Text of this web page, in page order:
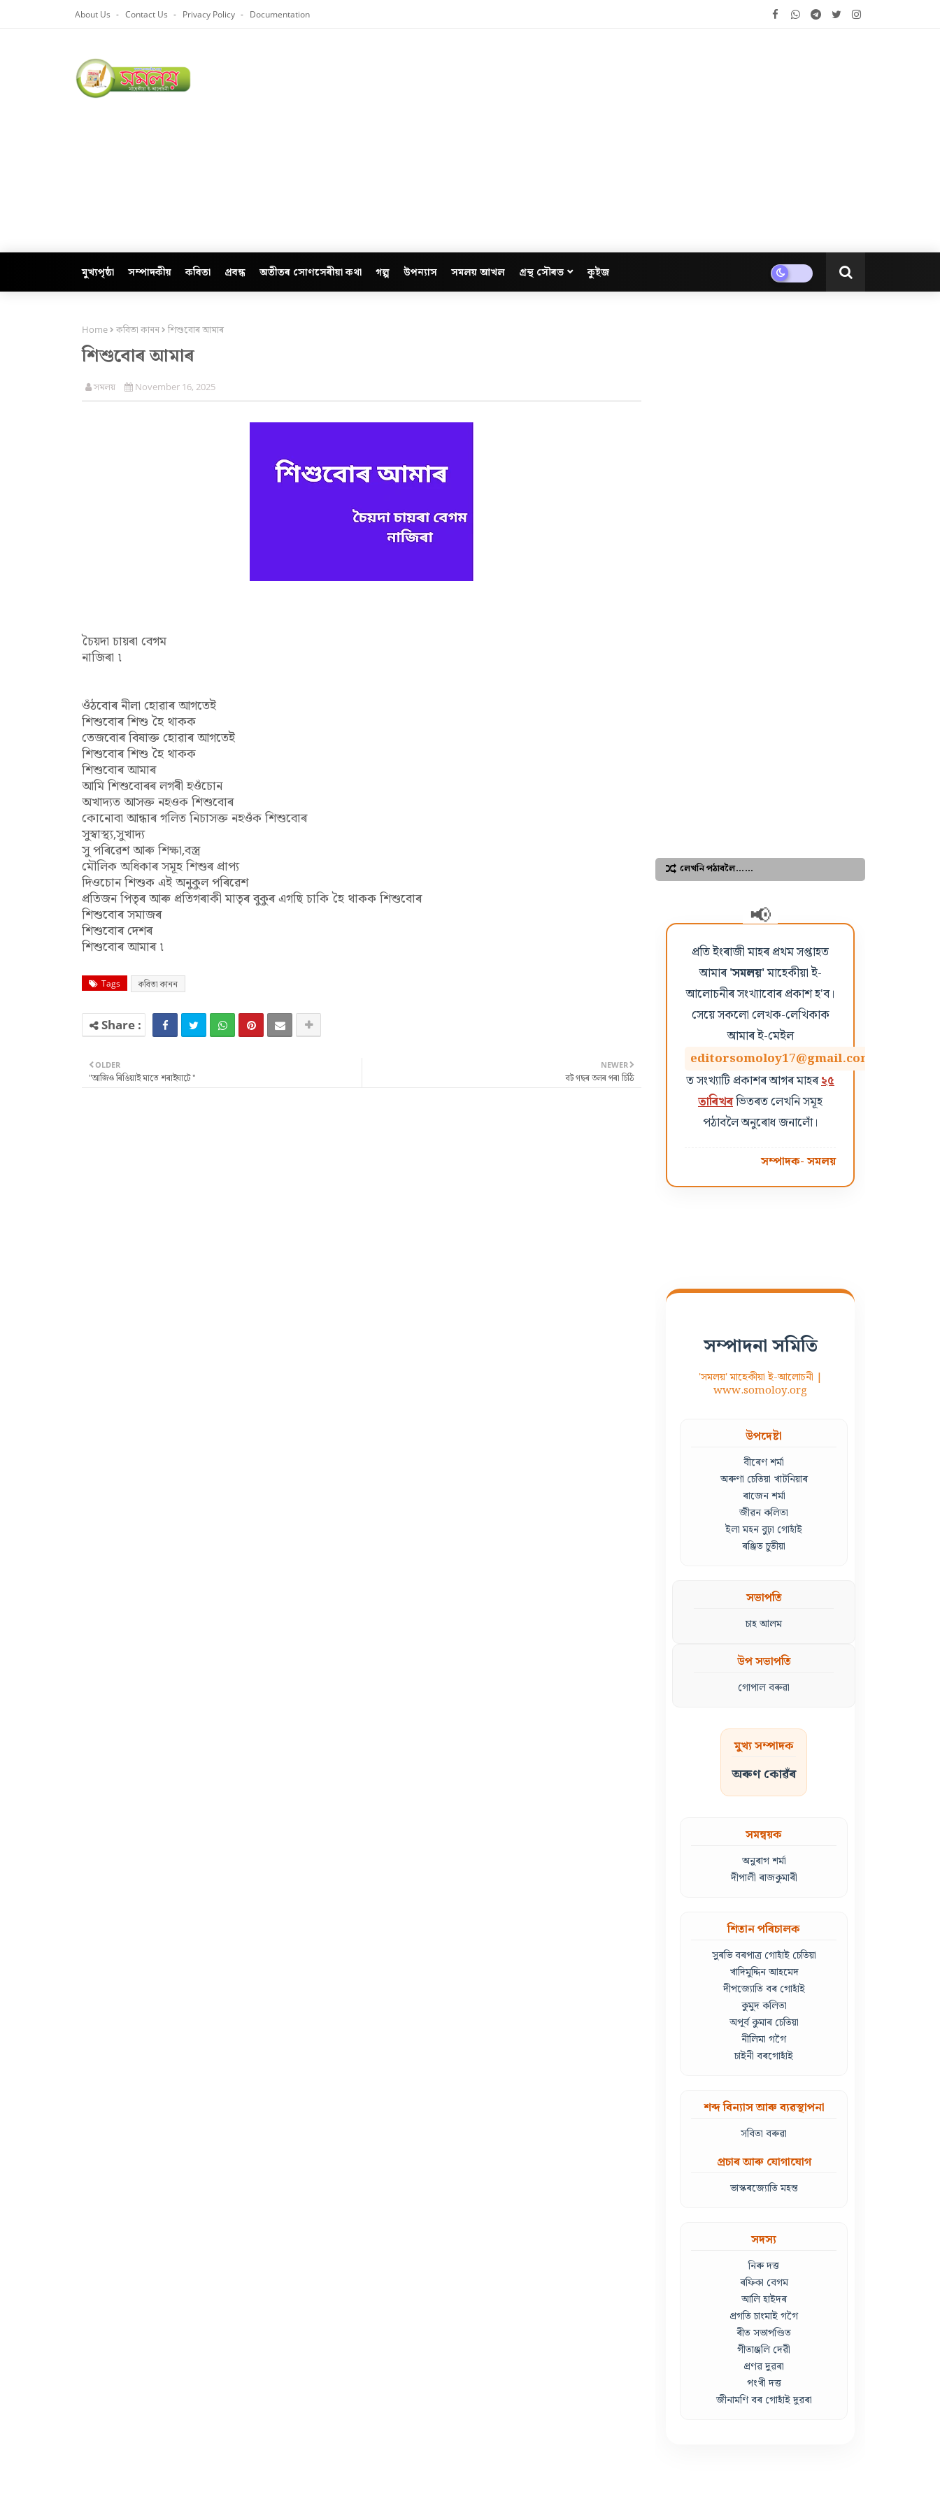
About Us Contact Us Privacy Policy Documentation
মুখ্যপৃষ্ঠা সম্পাদকীয় কবিতা প্ৰবন্ধ অতীতৰ সোণসেৰীয়া কথা গল্প উপন্যাস সমলয় আখল গ্ৰন্থ সৌৰভ কুইজ
Home কবিতা কানন শিশুবোৰ আমাৰ
শিশুবোৰ আমাৰ
সমলয় November 16, 2025
চৈয়দা চায়ৰা বেগম
নাজিৰা ৷
ওঁঠবোৰ নীলা হোৱাৰ আগতেই
শিশুবোৰ শিশু হৈ থাকক
তেজবোৰ বিষাক্ত হোৱাৰ আগতেই
শিশুবোৰ শিশু হৈ থাকক
শিশুবোৰ আমাৰ
আমি শিশুবোৰৰ লগৰী হওঁচোন
অখাদ্যত আসক্ত নহওক শিশুবোৰ
কোনোবা আন্ধাৰ গলিত নিচাসক্ত নহওঁক শিশুবোৰ
সুস্বাস্থ্য,সুখাদ্য
সু পৰিৱেশ আৰু শিক্ষা,বস্ত্ৰ
মৌলিক অধিকাৰ সমূহ শিশুৰ প্ৰাপ্য
দিওচোন শিশুক এই অনুকুল পৰিৱেশ
প্ৰতিজন পিতৃৰ আৰু প্ৰতিগৰাকী মাতৃৰ বুকুৰ এগছি চাকি হৈ থাকক শিশুবোৰ
শিশুবোৰ সমাজৰ
শিশুবোৰ দেশৰ
শিশুবোৰ আমাৰ ৷
Tags কবিতা কানন
NEWER
বট গছৰ তলৰ পৰা চিঠি
OLDER
"আজিও ৰিঙিয়াই মাতে শৰাইঘাটে "
লেখনি পঠাবলৈ……
প্ৰতি ইংৰাজী মাহৰ প্ৰথম সপ্তাহত
আমাৰ'সমলয়'মাহেকীয়া ই-
আলোচনীৰ সংখ্যাবোৰ প্ৰকাশ হ'ব।
সেয়ে সকলো লেখক-লেখিকাক
আমাৰ ই-মেইল
editorsomoloy17@gmail.com
ত সংখ্যাটি প্ৰকাশৰ আগৰ মাহৰ২৫
তাৰিখৰভিতৰত লেখনি সমূহ
পঠাবলৈ অনুৰোধ জনালোঁ।
সম্পাদক- সমলয়
সম্পাদনা সমিতি
'সমলয়' মাহেকীয়া ই-আলোচনী |
www.somoloy.org
উপদেষ্টা
বীৰেণ শৰ্মা
অৰুণা চেতিয়া খাটনিয়াৰ
ৰাজেন শৰ্মা
জীৱন কলিতা
ইলা মহন বুঢ়া গোহাঁই
ৰঞ্জিত চুতীয়া
সভাপতি
চাহ আলম
উপ সভাপতি
গোপাল বৰুৱা
মুখ্য সম্পাদক
অৰুণ কোৱঁৰ
সমন্বয়ক
অনুৰাগ শৰ্মা
দীপালী ৰাজকুমাৰী
শিতান পৰিচালক
সুৰভি বৰপাত্ৰ গোহাঁই চেতিয়া
খাদিমুদ্দিন আহমেদ
দীপজ্যোতি বৰ গোহাঁই
কুমুদ কলিতা
অপূৰ্ব কুমাৰ চেতিয়া
নীলিমা গগৈ
চাইনী বৰগোহাঁই
শব্দ বিন্যাস আৰু ব্যৱস্থাপনা
সবিতা বৰুৱা
প্ৰচাৰ আৰু যোগাযোগ
ভাস্কৰজ্যোতি মহন্ত
সদস্য
নিৰু দত্ত
ৰফিকা বেগম
আলি হাইদৰ
প্ৰগতি চাংমাই গগৈ
ৰীত সভাপণ্ডিত
গীতাঞ্জলি দেৱী
প্ৰণৱ দুৱৰা
পংখী দত্ত
জীনামণি বৰ গোহাঁই দুৱৰা